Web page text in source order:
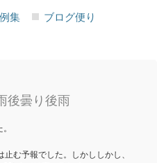
集
ブログ便り
後曇り後雨
む予報でした。しかししかし、